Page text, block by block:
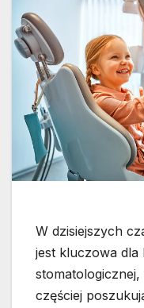
W dzisiejszych
jest kluczowa dla
częściej